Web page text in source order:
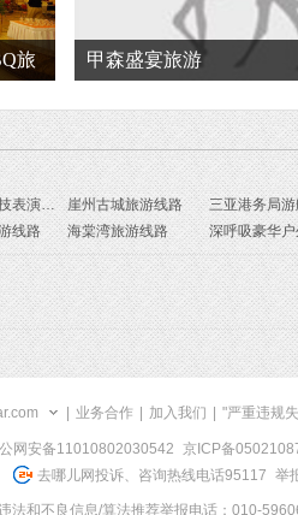
旅
甲森盛宴旅游
三亚骏达车技表演馆旅游线路
崖州古城旅游线路
线路 海棠湾旅游线路
业务合作 加入我们 "严重违规
网安备11010802030542
京ICP备
去哪儿网投诉、咨询热线电话95117 举
法和不良信息/算法推荐举报电话：010-